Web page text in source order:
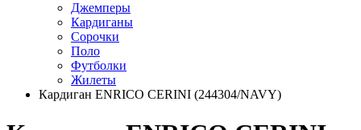
Джемперы
Кардиганы
Сорочки
Поло
Футболки
Жилеты
Кардиган ENRICO CERINI (244304/NAVY)